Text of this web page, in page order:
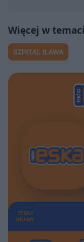
SZPITAL IŁAWA
TERAZ
GRAMY